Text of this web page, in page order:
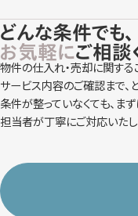
どんな条件でも、
お気軽にご相談
物件の仕入れ・売却に関する
サービス内容のご確認まで、
条件が整っていなくても、ま
担当者が丁寧にご対応いたし